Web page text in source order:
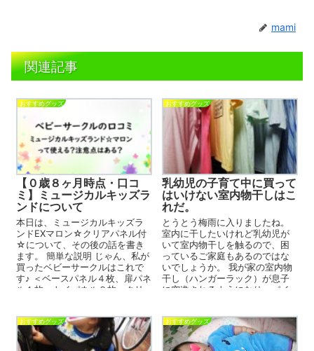
mami
関連記事
おすすめグッズ
【０歳８ヶ月時点・口コ
ミ】ミュージカルキッズラ
ンドについて
本日は、ミュージカルキッズラ
ンドEXマロン☆クリアパネル付
☆について、その後の話を書き
ます。 簡単な説明 じゃん、私が
買ったベビーサークルはこれで
す♪ ＜ベースパネル４枚、扉パネ
ル１枚、トイパネル２枚、クリ
おすすめグッズ
乳幼児の子育て中に買って
はいけない室内物干しはこ
れだ。
とうとう梅雨に入りましたね。
室内に干したいけれど乳幼児が
いて室内物干しを触るので、困
っているご家庭もあるのではな
いでしょうか。 我が家の室内物
干し（ハンガーラック）が息子
に突進されるようになり、パイ
おすすめグッズ おすすめグッズ